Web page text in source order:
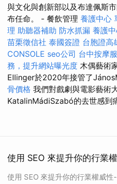
與文化與創新部以及布達佩斯
布任命。 - 餐飲管理 養護中心
理 助聽器補助 防水抓漏 養護
苗栗徵信社 泰國簽證 台胞證高
CONSOLE seo公司 台中按摩
務，提升網站曝光度 木偶藝術
Ellinger於2020年接管了
骨價格 我們對戲劇與電影藝術
KatalinMádiSzabó的去世感到
使用 SEO 來提升你的行業
使用 SEO 來提升你的行業權威性